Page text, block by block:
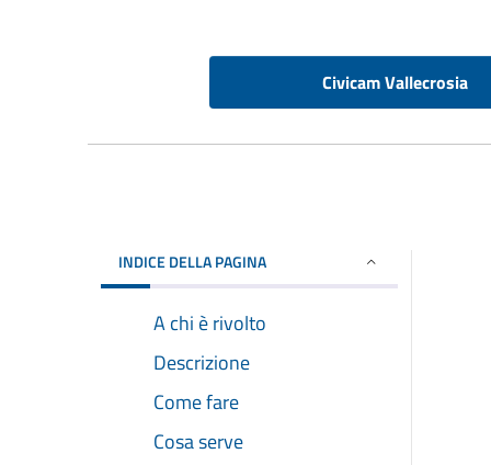
Civicam Vallecrosia
INDICE DELLA PAGINA
A chi è rivolto
Descrizione
Come fare
Cosa serve